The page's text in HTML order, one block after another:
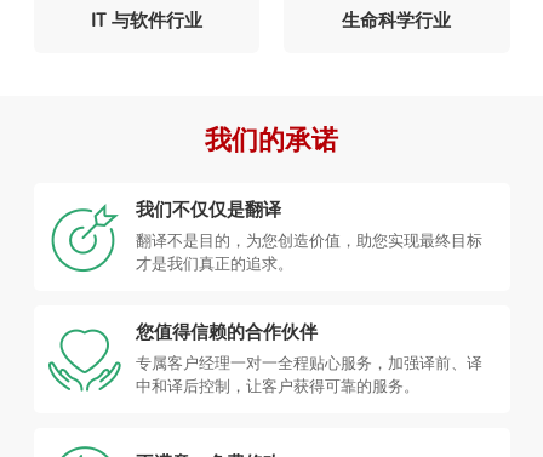
IT 与软件行业 生命科学行业
我们的承诺
我们不仅仅是翻译
翻译不是目的，为您创造价值，助您实现最终目标
才是我们真正的追求。
您值得信赖的合作伙伴
专属客户经理一对一全程贴心服务，加强译前、译
中和译后控制，让客户获得可靠的服务。